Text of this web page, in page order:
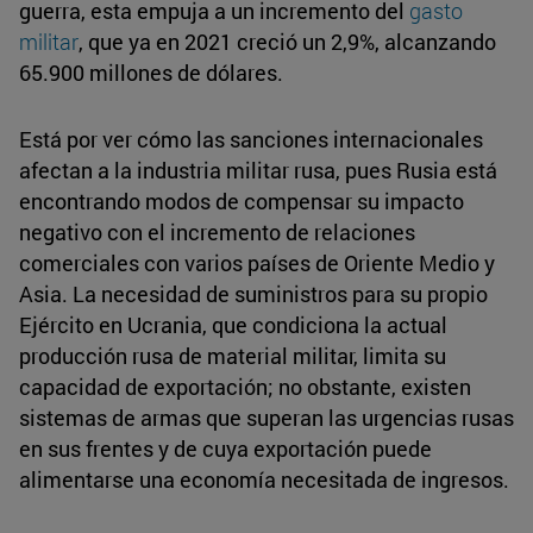
guerra, esta empuja a un incremento del gasto
militar, que ya en 2021 creció un 2,9%, alcanzando
65.900 millones de dólares.
Está por ver cómo las sanciones internacionales
afectan a la industria militar rusa, pues Rusia está
encontrando modos de compensar su impacto
negativo con el incremento de relaciones
comerciales con varios países de Oriente Medio y
Asia. La necesidad de suministros para su propio
Ejército en Ucrania, que condiciona la actual
producción rusa de material militar, limita su
capacidad de exportación; no obstante, existen
sistemas de armas que superan las urgencias rusas
en sus frentes y de cuya exportación puede
alimentarse una economía necesitada de ingresos.